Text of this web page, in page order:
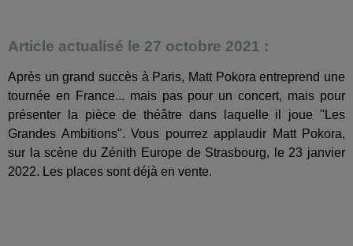
Article actualisé le 27 octobre 2021 :
Après un grand succès à Paris, Matt Pokora entreprend une
tournée en France... mais pas pour un concert, mais pour
présenter la pièce de théâtre dans laquelle il joue "Les
Grandes Ambitions". Vous pourrez applaudir Matt Pokora,
sur la scène du Zénith Europe de Strasbourg, le 23 janvier
2022. Les places sont déjà en vente.